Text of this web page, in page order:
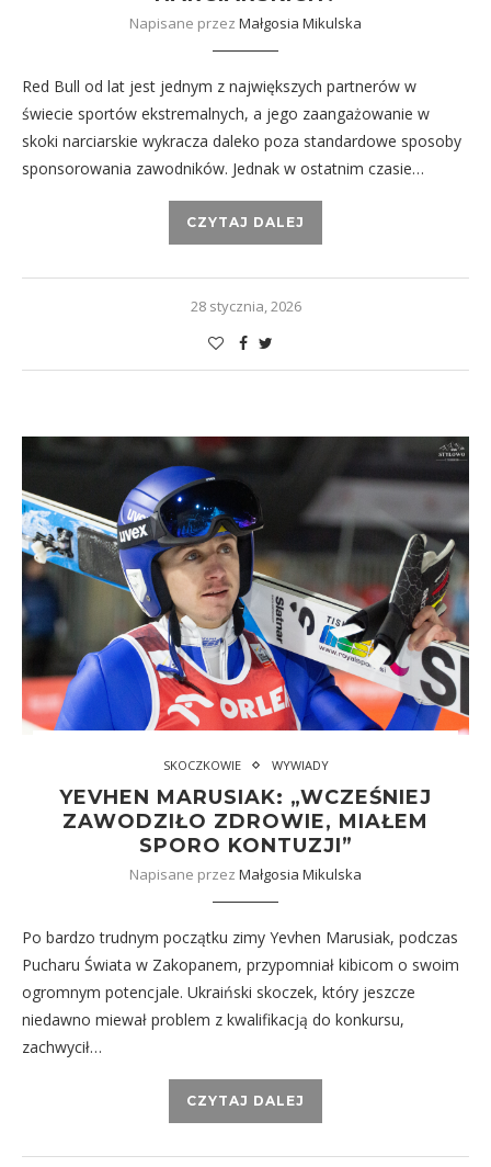
Napisane przez Małgosia Mikulska
Red Bull od lat jest jednym z największych partnerów w
świecie sportów ekstremalnych, a jego zaangażowanie w
skoki narciarskie wykracza daleko poza standardowe sposoby
sponsorowania zawodników. Jednak w ostatnim czasie…
CZYTAJ DALEJ
28 stycznia, 2026
SKOCZKOWIE WYWIADY
YEVHEN MARUSIAK: „WCZEŚNIEJ
ZAWODZIŁO ZDROWIE, MIAŁEM
SPORO KONTUZJI”
Napisane przez Małgosia Mikulska
Po bardzo trudnym początku zimy Yevhen Marusiak, podczas
Pucharu Świata w Zakopanem, przypomniał kibicom o swoim
ogromnym potencjale. Ukraiński skoczek, który jeszcze
niedawno miewał problem z kwalifikacją do konkursu,
zachwycił…
CZYTAJ DALEJ